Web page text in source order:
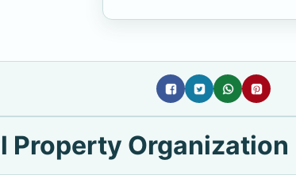
Property Organization